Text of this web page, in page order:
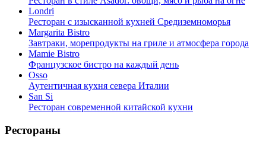
Londri
Ресторан с изысканной кухней Средиземноморья
Margarita Bistro
Завтраки, морепродукты на гриле и атмосфера города
Mamie Bistro
Французское бистро на каждый день
Osso
Аутентичная кухня севера Италии
San Si
Ресторан современной китайской кухни
Рестораны